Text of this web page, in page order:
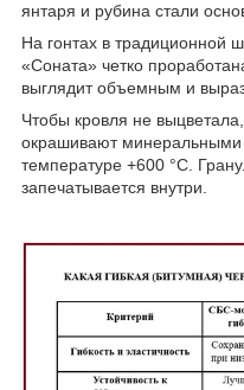
янтаря и рубина стали
На гонтах в традиционной
«Соната» четко
выглядит объемным и
Чтобы кровля не
окрашивают минеральными
температуре +600 °С.
запечатывается внутри.